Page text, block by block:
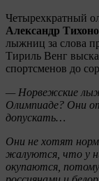
Четырехкратный
Александр
лыжниц за слова
Тириль Венг
спортсменов до
— Норвежские
Олимпиаде? Они
допускать…
Они не хотят
жалуются, что у
окупаются,